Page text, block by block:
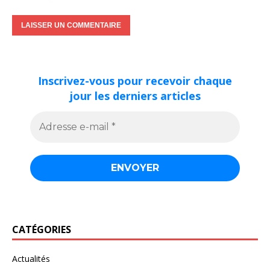
Inscrivez-vous pour recevoir chaque
jour les derniers articles
CATÉGORIES
Actualités